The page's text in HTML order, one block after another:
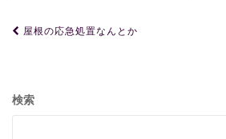
投
ビ
屋根の応急処置なんとか
検索